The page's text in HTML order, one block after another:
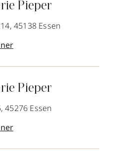
Pieper
45138 Essen
Pieper
45276 Essen